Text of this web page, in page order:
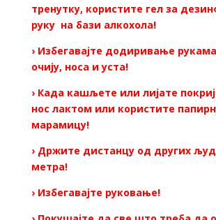
тренутку, користите гел за
руку на бази алкохола!
› Избегавајте додиривање рукама
очију, носа и уста!
› Када кашљете или лијате
нос лактом или користите
марамицу!
› Држите дистанцу од других
метра!
› Избегавајте руковање!